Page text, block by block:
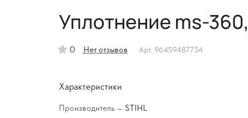
Уплотнение ms-
0 Нет отзывов Арт. 96459487734
Характеристики
Производитель — STIHL